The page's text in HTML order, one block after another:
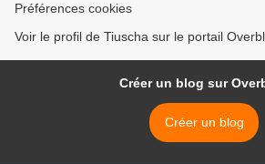
Préférences cookies
Voir le profil de Tiuscha sur le portail
Créer un blog sur
Créer un blog